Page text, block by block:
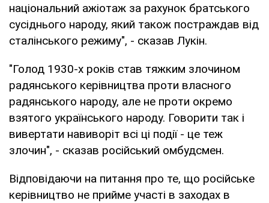
національний ажіотаж за рахунок братського
сусіднього народу, який також постраждав від
сталінського режиму", - сказав Лукін.
"Голод 1930-х років став тяжким злочином
радянського керівництва проти власного
радянського народу, але не проти окремо
взятого українського народу. Говорити так і
вивертати навиворіт всі ці події - це теж
злочин", - сказав російський омбудсмен.
Відповідаючи на питання про те, що російське
керівництво не прийме участі в заходах в